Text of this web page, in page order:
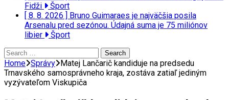
Fidži
Šport
[ 8. 8. 2026 ] Bruno Guimaraes je najväčšia posila
Arsenalu pred sezónou. Údajná suma je 75 miliónov
libier
Šport
Search
for:
Home Správy Matej Lančarič kandiduje na predsedu
Trnavského samosprávneho kraja, zostáva zatiaľ jediným
vyzývateľom Viskupiča